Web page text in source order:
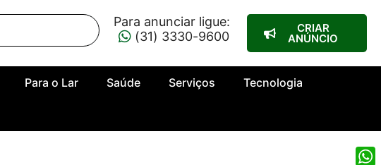
Para anunciar ligue:
(31) 3330-9600
CRIAR
ANÚNCIO
Para o Lar Saúde Serviços Tecnologia